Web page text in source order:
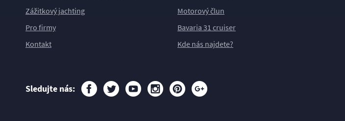
Zážitkový jachting
Pro firmy
Kontakt
Motorový člun
Bavaria 31 cruiser
Kde nás najdete?
Sledujte nás: